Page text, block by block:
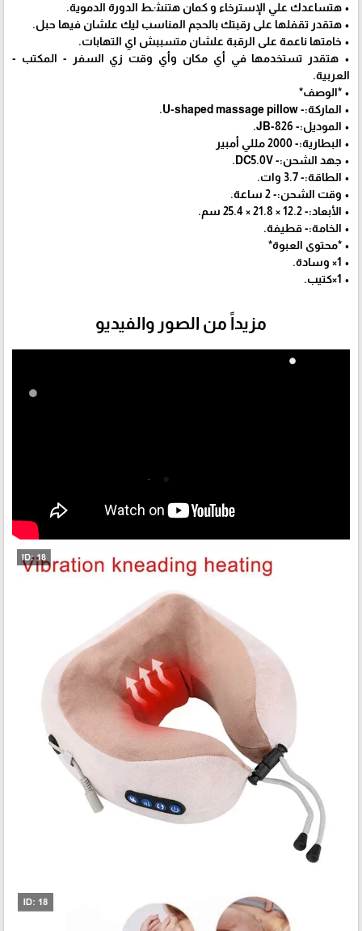
• هتساعدك علي الإسترخاء و كمان هتنشط الدورة الدموية.
• هتقدر تقفلها على رقبتك بالحجم المناسب ليك علشان فيها حبل.
• خامتها ناعمة على الرقبة علشان متسببش اي التهابات.
• هتقدر تستخدمها في أي مكان وأي وقت زي السفر - المكتب -
العربية.
• *الوصف*
• الماركة:- U-shaped massage pillow.
• الموديل:- JB-826.
• البطارية:- 2000 مللي أمبير
• جهد الشحن:- DC5.0V.
• الطاقة:- 3.7 وات.
• وقت الشحن:- 2 ساعة.
• الأبعاد:- 12.2 × 21.8 × 25.4 سم.
• الخامة:- قطيفة.
• *محتوى العبوة*
• 1× وسادة.
• 1×كتيب.
مزيداً من الصور والفيديو